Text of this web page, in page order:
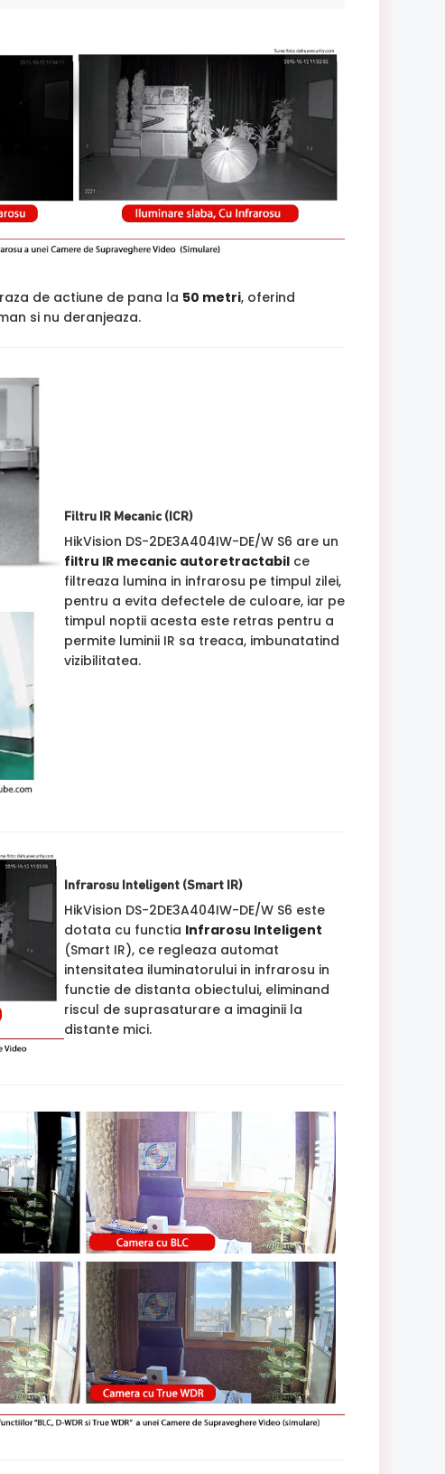
de actiune de pana la 50 metri, oferind
si nu deranjeaza.
Filtru IR Mecanic (ICR)
HikVision DS-2DE3A404IW-DE/W S6 are un
filtru IR mecanic autoretractabilce
filtreaza lumina in infrarosu pe timpul zilei,
pentru a evita defectele de culoare, iar pe
timpul noptii acesta este retras pentru a
permite luminii IR sa treaca, imbunatatind
vizibilitatea.
Infrarosu Inteligent (Smart IR)
HikVision DS-2DE3A404IW-DE/W S6 este
dotata cu functia Infrarosu Inteligent
(Smart IR), ce regleaza automat
intensitatea iluminatorului in infrarosu in
functie de distanta obiectului, eliminand
riscul de suprasaturare a imaginii la
distante mici.